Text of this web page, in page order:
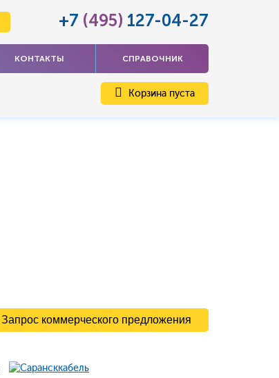
+7 (495) 127-04-27
КОНТАКТЫ СПРАВОЧНИК
Корзина пуста
Запрос коммерческого предложения